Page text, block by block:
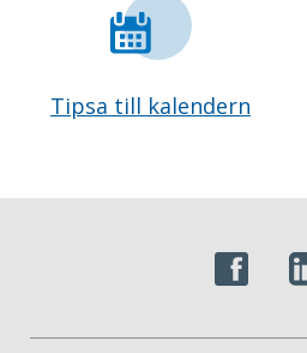
Tipsa till kalendern